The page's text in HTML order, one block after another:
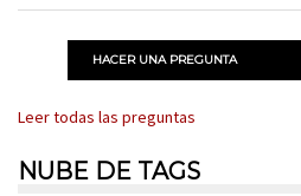
HACER UNA PREGUNTA
Leer todas las preguntas
NUBE DE TAGS